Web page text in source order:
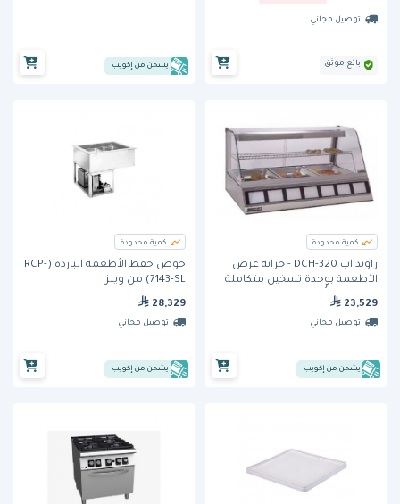
توصيل مجاني
بائع موثق يشحن من إكويب
كمية محدودة
راوند اب DCH-320 - خزانة عرض
الأطعمة بوحدة تسخين متكاملة
الخدمات وتُوضع فوق الأسطح
23,529
توصيل مجاني
يشحن من إكويب
كمية محدودة
حوض حفظ الأطعمة الباردة (RCP-
7143-SL) من ويلز
28,329
توصيل مجاني
يشحن من إكويب